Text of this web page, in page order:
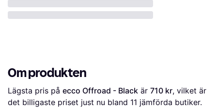
Om produkten
Lägsta pris på ecco Offroad - Black är 710 kr, vilket är
det billigaste priset just nu bland 11 jämförda butiker.